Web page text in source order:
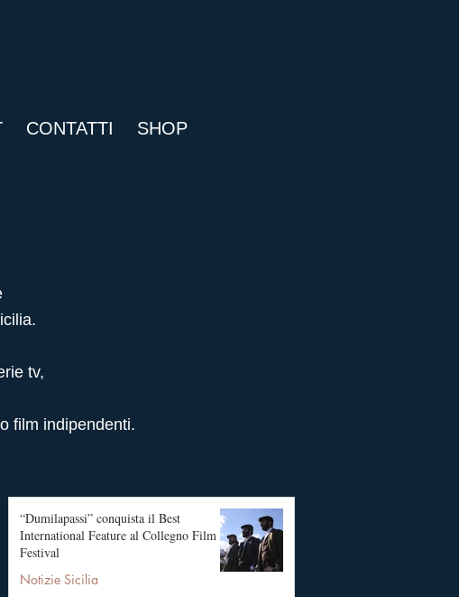
CONTATTI SHOP
tv,
film indipendenti.
“Dumilapassi” conquista il Best
International Feature al Collegno Film
Festival
Notizie Sicilia